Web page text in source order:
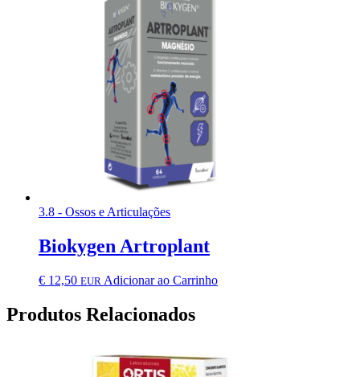
3.8 - Ossos e Articulações
Biokygen Artroplant
€ 12,50 EUR Adicionar ao Carrinho
Produtos Relacionados